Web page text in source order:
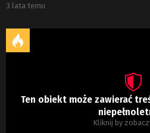
3 lata temu
Ten obiekt może zawierać
Kliknij by